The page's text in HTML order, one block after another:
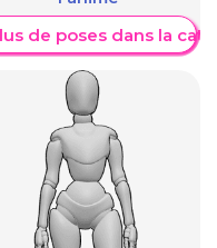
de poses dans la